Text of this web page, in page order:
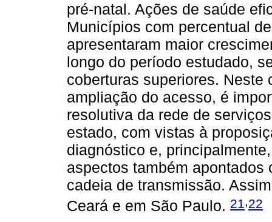
pré-natal. Ações de saúde
Municípios com percentual
apresentaram maior
longo do período estudado,
coberturas superiores.
ampliação do acesso, é
resolutiva da rede de
estado, com vistas à
diagnóstico e,
aspectos também
cadeia de transmissão.
Ceará e em São Paulo. 21,22